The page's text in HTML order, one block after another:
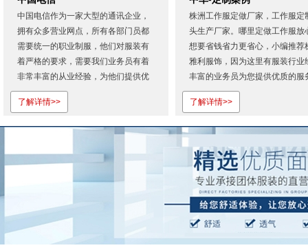
中国电信作为一家大型的通讯企业，
拥有众多营业网点，所有各部门员都
需要统一的职业制服，他们对服装有
着严格的要求，需要我们业务员有着
非常丰富的从业经验，为他们提供优
质的服务。从首次合作，我们就展现
出专业的服务态度和过硬的产品质
可才会一如既往地相信我们！株洲雅
利服饰有限公司是湖南省专业定做工
作...
了解详情>>
株洲工作服定做厂家，工作服定
头生产厂家。哪里定做工作服放
想要省钱省力更省心，小编推荐
雅利服饰，因为这里有服装行业
丰富的业务员为您提供优质的服
欢迎登录株洲雅利服饰有限公司
网...
了解详情>>